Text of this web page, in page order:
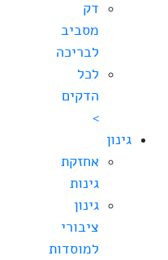
דק
מסביב
לבריכה
לכל
הדקים
>
גינון
אחזקת
גינות
גינון
ציבורי
למוסדות